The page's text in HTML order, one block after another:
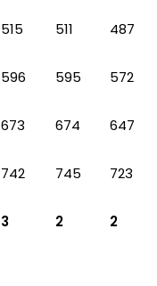
515 511 487
596 595 572
673 674 647
742 745 723
3 2 2